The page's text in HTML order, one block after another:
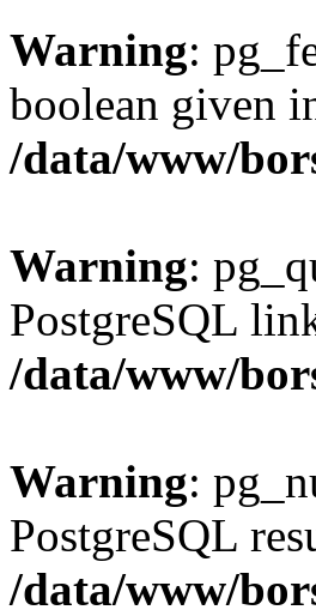
Warning:
boolean given
/data/www/
Warning:
PostgreSQL
/data/www/
Warning:
PostgreSQL
/data/www/